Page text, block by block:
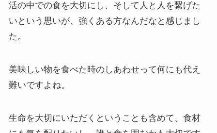
活の中での食を大切にし、そして人と人を繋げた
いという思いが、強くある方なんだなと感じまし
た。
美味しい物を食べた時のしあわせって何にも代え
難いですよね。
生命を大切にいただくということも含めて、食材